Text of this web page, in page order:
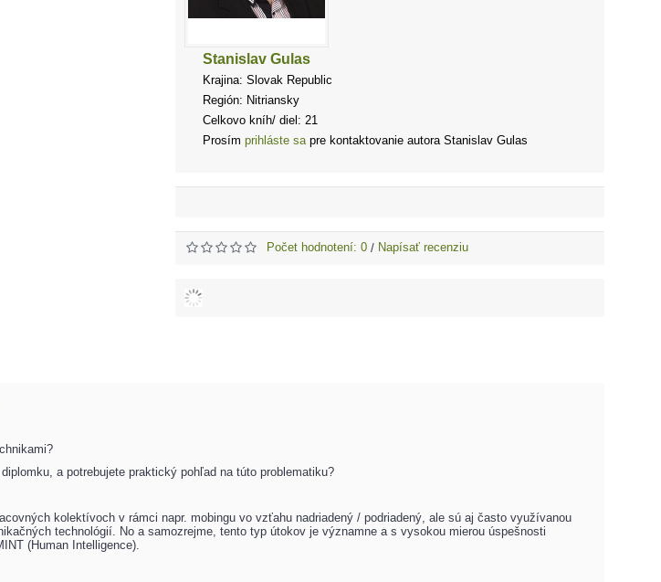
Stanislav Gulas
Krajina: Slovak Republic
Región: Nitriansky
Celkovo kníh/ diel: 21
Prosím prihláste sapre kontaktovanie autora Stanislav Gulas
Počet hodnotení: 0 / Napísať recenziu
a potrebujete praktický pohľad na túto problematiku?
kolektívoch v rámci napr. mobingu vo vzťahu nadriadený / podriadený, ale sú aj často využívanou
technológií. No a samozrejme, tento typ útokov je významne a s vysokou mierou úspešnosti
(Human Intelligence).